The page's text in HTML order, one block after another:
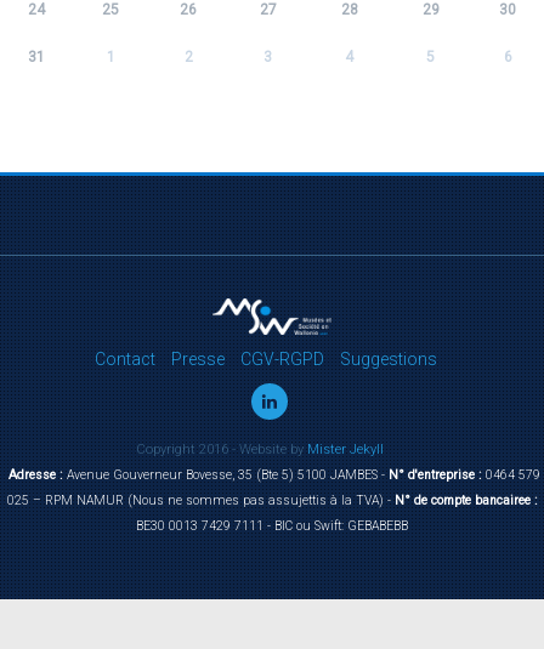
24 25 26 27 28 29 30
31 1 2 3 4 5 6
Contact Presse CGV-RGPD Suggestions
Copyright 2016 - Website byMister Jekyll
Adresse :Avenue Gouverneur Bovesse, 35 (Bte 5) 5100 JAMBES - N° d'entreprise :0464 579
025 – RPM NAMUR (Nous ne sommes pas assujettis à la TVA) -N° de compte bancairee :
BE30 0013 7429 7111 - BIC ou Swift: GEBABEBB